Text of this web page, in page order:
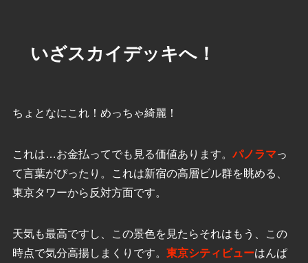
いざスカイデッキへ！
ちょとなにこれ！めっちゃ綺麗！
これは…お金払ってでも見る価値あります。パノラマっ
て言葉がぴったり。これは新宿の高層ビル群を眺める、
東京タワーから反対方面です。
天気も最高ですし、この景色を見たらそれはもう、この
時点で気分高揚しまくりです。 東京シティビューはんぱ